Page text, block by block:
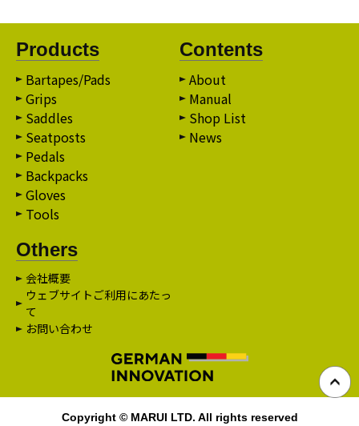
Products
Bartapes/Pads
Grips
Saddles
Seatposts
Pedals
Backpacks
Gloves
Tools
Contents
About
Manual
Shop List
News
Others
会社概要
ウェブサイトご利用にあたっ
て
お問い合わせ
Copyright © MARUI LTD. All rights reserved